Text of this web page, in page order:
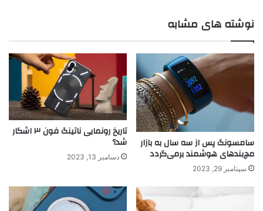
نوشته های مشابه
سامسونگ پس از سه سال به بازار
مچ‌بند‌های هوشمند برمی‌گردد
سپتامبر 29, 2023
تاریخ رونمایی ناتینگ فون ۳ اشکار
شد؟
دسامبر 13, 2023